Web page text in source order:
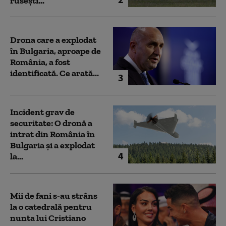
3
Drona care a explodat
în Bulgaria, aproape de
România, a fost
identificată. Ce arată...
4
Incident grav de
securitate: O dronă a
intrat din România în
Bulgaria şi a explodat
la...
Mii de fani s-au strâns
la o catedrală pentru
nunta lui Cristiano